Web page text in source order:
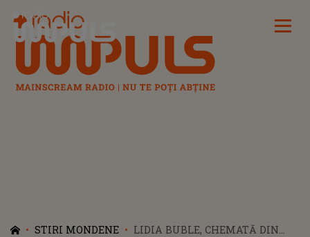
Radio Impuls
STIRI MONDENE
LIDIA BUBLE, CHEMATĂ DIN